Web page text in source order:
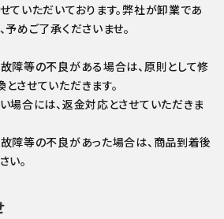
ていただいております。弊社が卸業であ
めご了承くださいませ。
障等の不良がある場合は、原則として修
させていただきます。
場合には、返金対応とさせていただきま
障等の不良があった場合は、商品到着後
い。